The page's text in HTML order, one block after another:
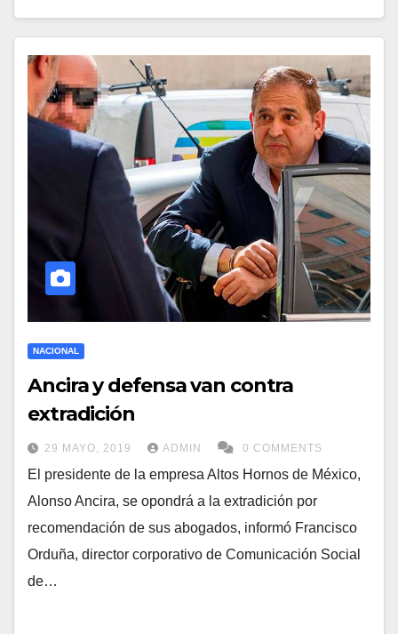
NACIONAL
Ancira y defensa van contra
extradición
29 MAYO, 2019 ADMIN 0 COMMENTS
El presidente de la empresa Altos Hornos de México,
Alonso Ancira, se opondrá a la extradición por
recomendación de sus abogados, informó Francisco
Orduña, director corporativo de Comunicación Social
de…